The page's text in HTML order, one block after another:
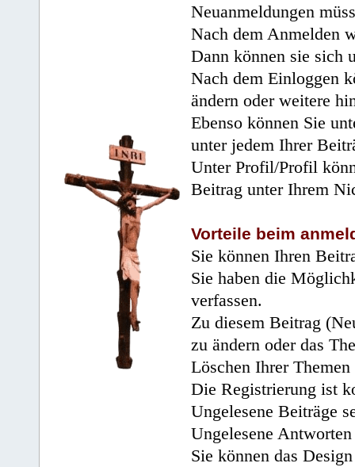
Neuanmeldungen
Nach dem Anmelden
Dann können sie sich
Nach dem Einloggen
ändern oder weitere
Ebenso können Sie
unter jedem Ihrer
Unter Profil/Profil
Beitrag unter Ihrem
Vorteile beim
Sie können Ihren
Sie haben die
verfassen.
Zu diesem Beitrag
zu ändern oder das
Löschen Ihrer
Die Registrierung ist
Ungelesene Beiträge
Ungelesene
Sie können das